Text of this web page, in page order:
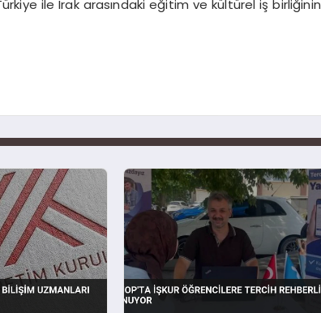
ile Irak arasındaki eğitim ve kültürel iş birliğinin